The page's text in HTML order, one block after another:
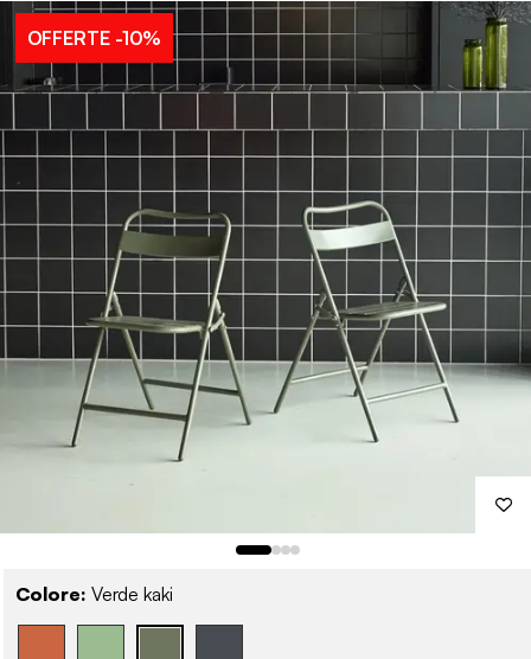
OFFERTE-10%
Colore: Verde kaki